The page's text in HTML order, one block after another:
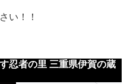
い！！
者の里 三重県伊賀の蔵